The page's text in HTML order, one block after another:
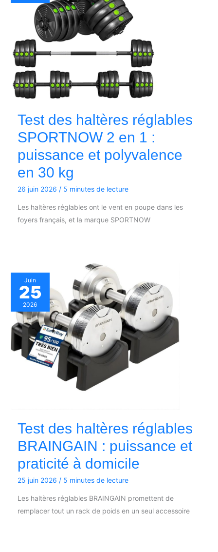
Test des haltères réglables
SPORTNOW 2 en 1 :
puissance et polyvalence
en 30 kg
26 juin 2026 / 5 minutes de lecture
Les haltères réglables ont le vent en poupe dans les
foyers français, et la marque SPORTNOW
Juin
25
2026
Test des haltères réglables
BRAINGAIN : puissance et
praticité à domicile
25 juin 2026 / 5 minutes de lecture
Les haltères réglables BRAINGAIN promettent de
remplacer tout un rack de poids en un seul accessoire